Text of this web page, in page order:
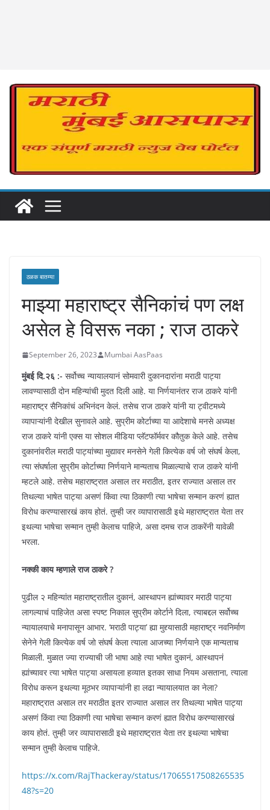
ठळक बातम्या
माझ्या महाराष्ट्र सैनिकांचं पण लक्ष
असेल हे विसरू नका ; राज ठाकरे
September 26, 2023 Mumbai AasPaas
मुंबई दि.२६ :- सर्वोच्च न्यायालयानं सोमवारी दुकानदारांना मराठी पाट्या
लावण्यासाठी दोन महिन्यांची मुदत दिली आहे. या निर्णयानंतर राज ठाकरे यांनी
महाराष्ट्र सैनिकांचं अभिनंदन केलं. तसेच राज ठाकरे यांनी या ट्वीटमध्ये
व्यापाऱ्यांनी देखील सुनावले आहे. सुप्रीम कोर्टाच्या या आदेशाचे मनसे अध्यक्ष
राज ठाकरे यांनी एक्स या सोशल मीडिया प्लॅटफॉर्मवर कौतुक केले आहे. तसेच
दुकानांवरील मराठी पाट्यांच्या मुद्यावर मनसेने गेली कित्येक वर्ष जो संघर्ष केला,
त्या संघर्षाला सुप्रीम कोर्टाच्या निर्णयाने मान्यताच मिळाल्याचे राज ठाकरे यांनी
म्हटले आहे. तसेच महाराष्ट्रात असाल तर मराठीत, इतर राज्यात असाल तर
तिथल्या भाषेत पाट्या असणं किंवा त्या ठिकाणी त्या भाषेचा सन्मान करणं ह्यात
विरोध करण्यासारखं काय होतं. तुम्ही जर व्यापारासाठी इथे महाराष्ट्रात येता तर
इथल्या भाषेचा सन्मान तुम्ही केलाच पाहिजे, असा दमच राज ठाकरेंनी यावेळी
भरला.
नक्की काय म्हणाले राज ठाकरे ?
पुढील २ महिन्यांत महाराष्ट्रातील दुकानं, आस्थापन ह्यांच्यावर मराठी पाट्या
लागल्याचं पाहिजेत असा स्पष्ट निकाल सुप्रीम कोर्टाने दिला, त्याबद्दल सर्वोच्च
न्यायालयाचे मनापासून आभार. ‘मराठी पाट्या’ ह्या मुद्द्यासाठी महाराष्ट्र नवनिर्माण
सेनेने गेली कित्येक वर्ष जो संघर्ष केला त्याला आजच्या निर्णयाने एक मान्यताच
मिळाली. मुळात ज्या राज्याची जी भाषा आहे त्या भाषेत दुकानं, आस्थापनं
ह्यांच्यावर त्या भाषेत पाट्या असायला हव्यात इतका साधा नियम असताना, त्याला
विरोध करून इथल्या मूठभर व्यापाऱ्यांनी हा लढा न्यायालयात का नेला?
महाराष्ट्रात असाल तर मराठीत इतर राज्यात असाल तर तिथल्या भाषेत पाट्या
असणं किंवा त्या ठिकाणी त्या भाषेचा सन्मान करणं ह्यात विरोध करण्यासारखं
काय होतं. तुम्ही जर व्यापारासाठी इथे महाराष्ट्रात येता तर इथल्या भाषेचा
सन्मान तुम्ही केलाच पाहिजे.
https://x.com/RajThackeray/status/17065517508265535
48?s=20